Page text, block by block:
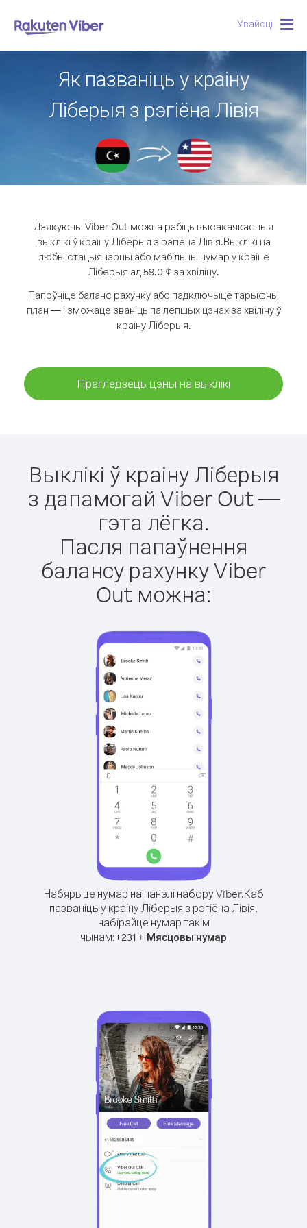
Увайсці
Як пазваніць у краіну
Ліберыя з рэгіёна Лівія
Дзякуючы Viber Out можна рабіць высакаякасныя
выклікі ў краіну Ліберыя з рэгіёна Лівія.Выклікі на
любы стацыянарны або мабільны нумар у краіне
Ліберыя ад 59.0 ¢ за хвіліну.
Папоўніце баланс рахунку або падключыце тарыфны
план — і зможаце званіць па лепшых цэнах за хвіліну ў
краіну Ліберыя.
Прагледзець цэны на выклікі
Выклікі ў краіну Ліберыя
з дапамогай Viber Out —
гэта лёгка.
Пасля папаўнення
балансу рахунку Viber
Out можна:
Набярыце нумар на панэлі набору Viber.Каб
пазваніць у краіну Ліберыя з рэгіёна Лівія,
набірайце нумар такім
чынам:+231 + Мясцовы нумар